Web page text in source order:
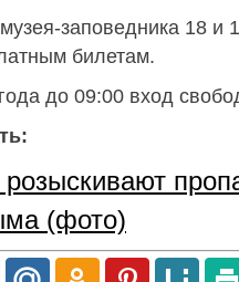
заповедника 18 и
билетам.
до 09:00 вход
(фото)